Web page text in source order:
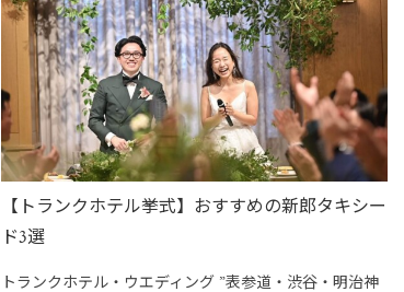
【トランクホテル挙式】おすすめの新郎タキシー
ド3選
トランクホテル・ウエディング ”表参道・渋谷・明治神